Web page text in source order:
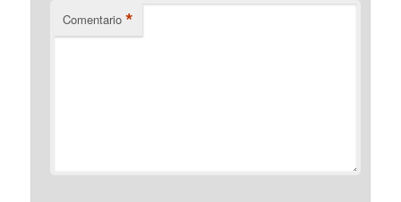
Comentario *